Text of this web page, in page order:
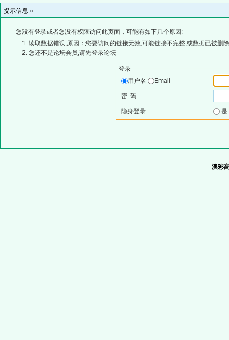
提示信息 »
您没有登录或者您没有权限访问此页面，可能有如下几个原因:
读取数据错误,原因：您要访问的链接无效,可能链接不完整,或数据已被删
您还不是论坛会员,请先登录论坛
登录
用户名
Email
密 码
隐身登录
澳彩